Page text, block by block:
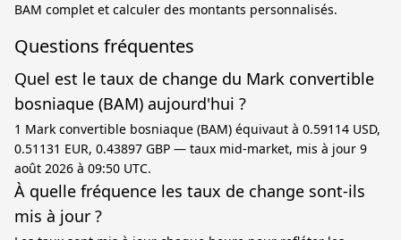
BAM complet et calculer des montants personnalisés.
Questions fréquentes
Quel est le taux de change du Mark convertible
bosniaque (BAM) aujourd'hui ?
1 Mark convertible bosniaque (BAM) équivaut à 0.59114 USD,
0.51131 EUR, 0.43897 GBP — taux mid-market, mis à jour 9
août 2026 à 09:50 UTC.
À quelle fréquence les taux de change sont-ils
mis à jour ?